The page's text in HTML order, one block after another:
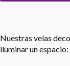
Nuestras velas
iluminar un